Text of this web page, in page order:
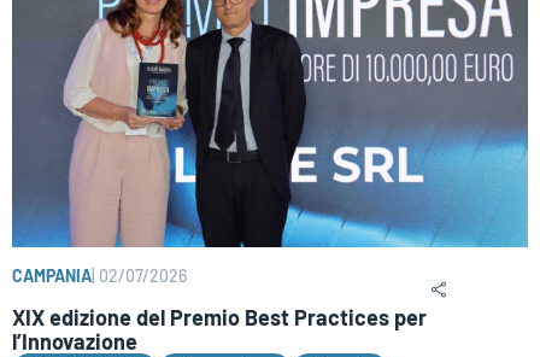
CAMPANIA 02/07/2026
XIX edizione del Premio Best Practices per
l’Innovazione